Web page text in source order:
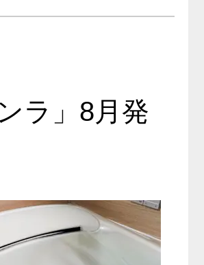
ラ」8月発